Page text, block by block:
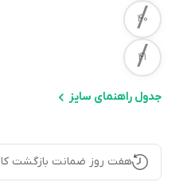
/
/
جدول راهنمای سایز
هفت روز ضمانت بازگشت کالا